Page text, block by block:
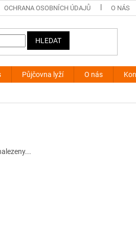
OCHRANA OSOBNÍCH ÚDAJŮ O NÁS
HLEDAT
Půjčovna lyží O nás